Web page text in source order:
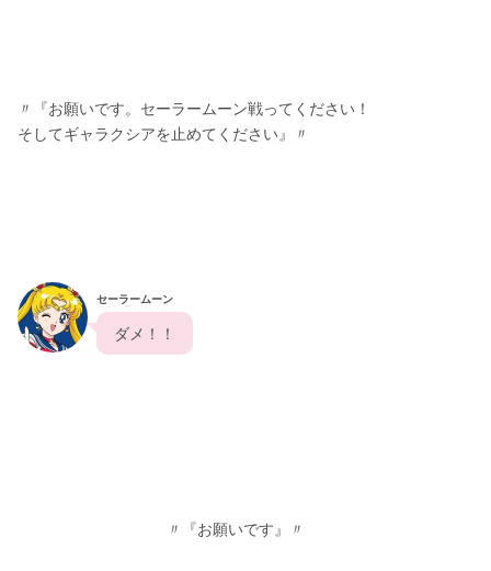
〃『お願いです。セーラームーン戦ってください！
そしてギャラクシアを止めてください』〃
セーラームーン
  ダメ！！
                                  〃『お願いです』〃